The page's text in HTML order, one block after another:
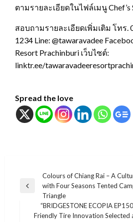
ตามรายละเอียดในไฟล์เมนู Chef’s
สอบถามรายละเอียดเพิ่มเติม โทร.
1234 Line: @tawaravadee
Resort Prachinburi เว็บไซต์:
linktr.ee/
Spread the love
แนะแนว
เรื่อง
Previous
Colours of Chiang Rai – A
with Four Seasons Tented
Triangle
Next
“BRIDGESTONE ECOPIA
Friendly Tire Innovation Selected